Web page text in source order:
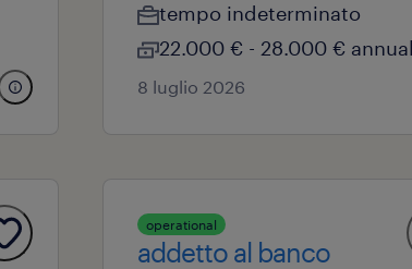
tempo indeterminato
22.000 € - 28.000 €
8 luglio 2026
operational
addetto al banco